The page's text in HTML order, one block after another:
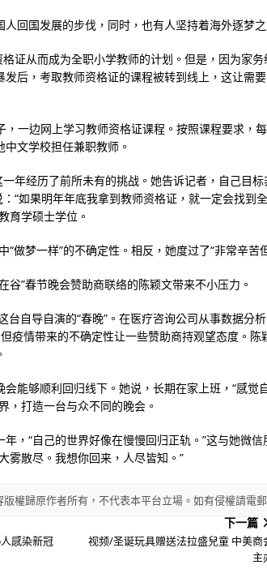
回国发展的步伐，同时，也有人坚持着海外逐梦之
证从而成为全职小学教师的计划。但是，因为家
后，考取教师资格证的课程被转到线上，这让需
一边网上学习教师资格证课程。按照课程要求，
文学校担任兼职教师。
年经历了前所未有的挑战。她告诉记者，自己目
“如果明年年底我拿到教师资格证，就一定会找到
育学硕士学位。
做梦一样”的不确定性。相反，她度过了“非常辛苦
谷”春节晚会赞助商联络的陈颖文带来不小压力。
自导自演的“春晚”。在医疗咨询公司从事数据分
疫情带来的不确定性让一些赞助商持观望态度。陈
能够顺利回归线下。她说，长期在家上班，“感觉
，打造一台与众不同的晚会。
，“自己的世界好像在慢慢回归正轨。”这与她微
雾散尽。我想你回来，人尽皆知。”
權歸原作者所有，不代表本平台立場。如有侵權請電郵
感染新冠
下一篇
视频/圣诞玩具赠送法拉盛兒童 中美商
主